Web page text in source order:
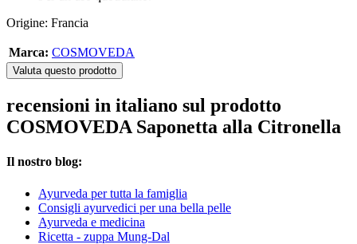
Origine: Francia
Marca: COSMOVEDA
Valuta questo prodotto
recensioni in italiano sul prodotto
COSMOVEDA Saponetta alla Citronella
Il nostro blog:
Ayurveda per tutta la famiglia
Consigli ayurvedici per una bella pelle
Ayurveda e medicina
Ricetta - zuppa Mung-Dal